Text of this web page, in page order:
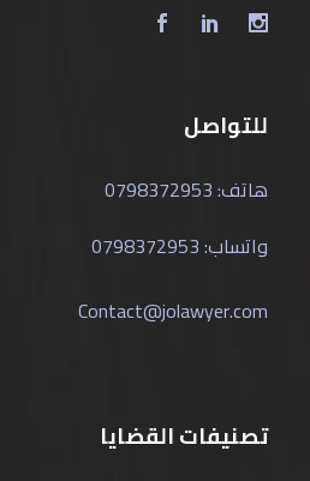
للتواصل
هاتف: 0798372953
واتساب: 0798372953
Contact@jolawyer.com
تصنيفات القضايا